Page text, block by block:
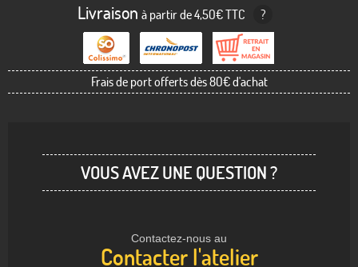
Livraison à partir de 4,50€ TTC ?
Frais de port offerts dès 80€ d'achat
VOUS AVEZ UNE QUESTION ?
Contactez-nous au
Contacter l'atelier